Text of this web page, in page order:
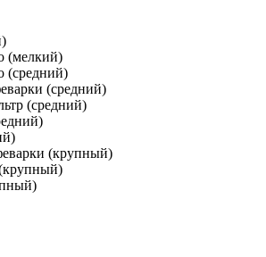
(мелкий)
(средний)
(средний)
(средний)
(крупный)